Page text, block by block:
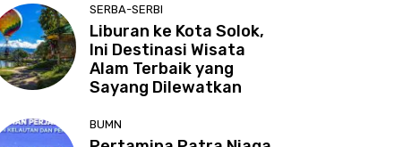
SERBA-SERBI
Liburan ke Kota Solok,
Ini Destinasi Wisata
Alam Terbaik yang
Sayang Dilewatkan
BUMN